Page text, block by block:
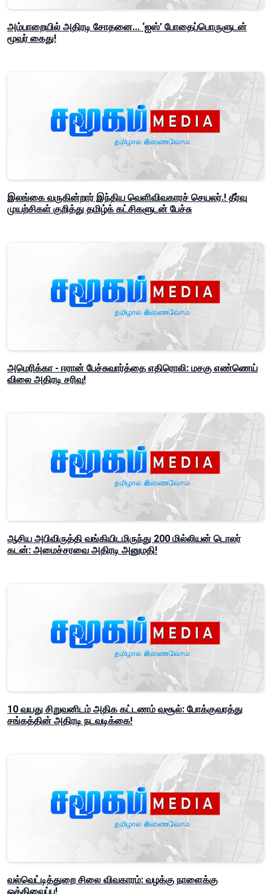
அம்பாறையில் அதிரடி சோதனை... ‘ஐஸ்’ போதைப்பொருளுடன்
மூவர் கைது!
இலங்கை வருகின்றார் இந்திய வெளிவிவகாரச் செயலர்.! தீர்வு
முயற்சிகள் குறித்து தமிழ்க் கட்சிகளுடன் பேச்சு
அமெரிக்கா - ஈரான் பேச்சுவார்த்தை எதிரொலி: மசகு எண்ணெய்
விலை அதிரடி சரிவு!
ஆசிய அபிவிருத்தி வங்கியிடமிருந்து 200 மில்லியன் டொலர்
கடன்: அமைச்சரவை அதிரடி அனுமதி!
10 வயது சிறுவனிடம் அதிக கட்டணம் வசூல்: போக்குவரத்து
சங்கத்தின் அதிரடி நடவடிக்கை!
வல்வெட்டித்துறை சிலை விவகாரம்: வழக்கு நாளைக்கு
ஒத்திவைப்பு!